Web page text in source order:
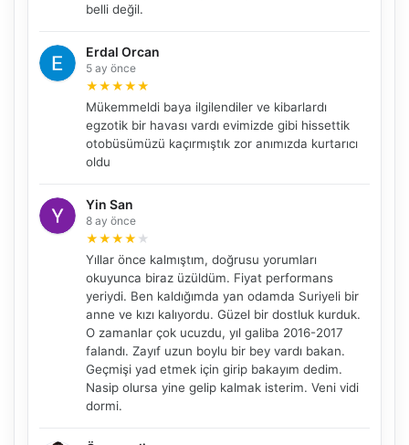
belli değil.
Erdal Orcan
5 ay önce
★★★★★
Mükemmeldi baya ilgilendiler ve kibarlardı
egzotik bir havası vardı evimizde gibi hissettik
otobüsümüzü kaçırmıştık zor anımızda kurtarıcı
oldu
Yin San
8 ay önce
★★★★ ★
Yıllar önce kalmıştım, doğrusu yorumları
okuyunca biraz üzüldüm. Fiyat performans
yeriydi. Ben kaldığımda yan odamda Suriyeli bir
anne ve kızı kalıyordu. Güzel bir dostluk kurduk.
O zamanlar çok ucuzdu, yıl galiba 2016-2017
falandı. Zayıf uzun boylu bir bey vardı bakan.
Geçmişi yad etmek için girip bakayım dedim.
Nasip olursa yine gelip kalmak isterim. Veni vidi
dormi.
NBY Akıllı Asistan
AI kullanmadan, sitedeki gerçek yerlerle akıllı rota